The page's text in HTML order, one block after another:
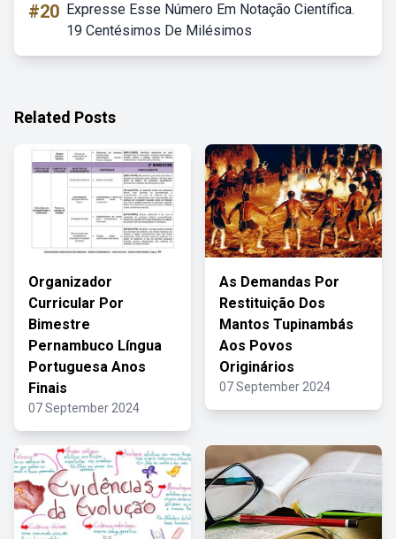
#20 Expresse Esse Número Em Notação Científica.
19 Centésimos De Milésimos
Related Posts
Organizador
Curricular Por
Bimestre
Pernambuco Língua
Portuguesa Anos
Finais
07 September 2024
As Demandas Por
Restituição Dos
Mantos Tupinambás
Aos Povos
Originários
07 September 2024